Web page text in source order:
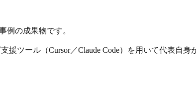
例の成果物です。
ツール（Cursor／Claude Code）を用いて代表自身